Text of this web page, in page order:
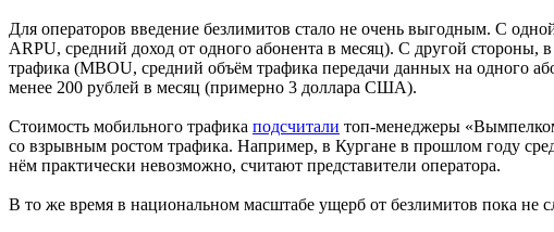
Для операторов введение безлимитов стало не очень выгодным. С
ARPU, средний доход от одного абонента в месяц). С другой стороны,
трафика (MBOU, средний объём трафика передачи данных на одного
менее 200 рублей в месяц (примерно 3 доллара США).
Стоимость мобильного трафика подсчитали топ-менеджеры
со взрывным ростом трафика. Например, в Кургане в прошлом году
нём практически невозможно, считают представители оператора.
В то же время в национальном масштабе ущерб от безлимитов пока не